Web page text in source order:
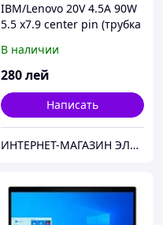
IBM/Lenovo 20V 4.5A 90W
5.5 x7.9 center pin (трубка
В наличии
280лей
Написать
ИНТЕРНЕТ-МАГАЗИН ЭЛЕКТРОНИКИ "220 VOLT"